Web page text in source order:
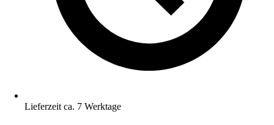
Lieferzeit ca. 7 Werktage